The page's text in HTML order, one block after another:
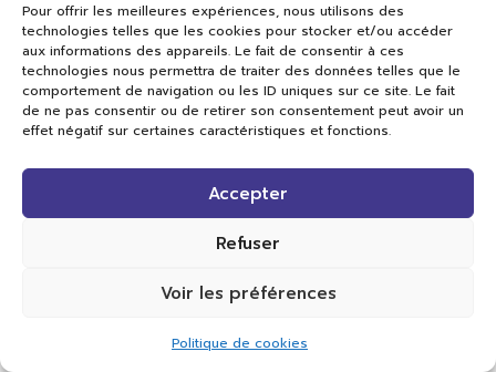
Pour offrir les meilleures expériences, nous utilisons des
technologies telles que les cookies pour stocker et/ou accéder
aux informations des appareils. Le fait de consentir à ces
technologies nous permettra de traiter des données telles que le
comportement de navigation ou les ID uniques sur ce site. Le fait
de ne pas consentir ou de retirer son consentement peut avoir un
effet négatif sur certaines caractéristiques et fonctions.
Accepter
Refuser
Voir les préférences
Politique de cookies
Val TV
Centre de Compétences Médias
Rue du Pont-Neuf 24
Tous droits réservés.
Réalisation Cavin-Baudat Digital Lab